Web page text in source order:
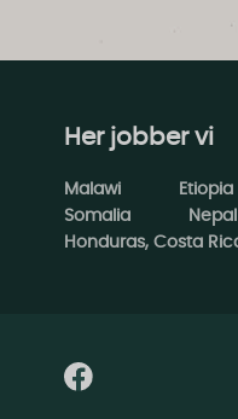
Her jobber vi
Malawi Etiopia
Somalia
Nepal
Honduras, Costa